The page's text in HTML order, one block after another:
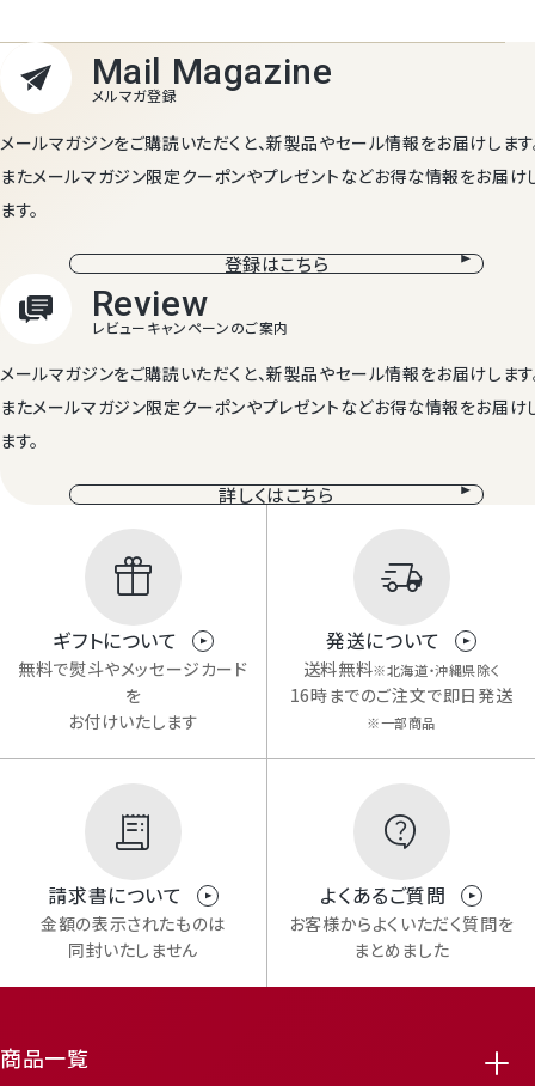
メールマガジンをご購読いただくと、新製品やセール情報をお届けします
またメールマガジン限定クーポンやプレゼントなどお得な情報をお届け
ます。
登録はこちら
メールマガジンをご購読いただくと、新製品やセール情報をお届けします
またメールマガジン限定クーポンやプレゼントなどお得な情報をお届け
ます。
詳しくはこちら
ギフトについて
無料で熨斗やメッセージカード
を
お付けいたします
発送について
送料無料※北海道・沖縄県除く
16時までのご注文で即日発送
※一部商品
請求書について
金額の表示されたものは
同封いたしません
よくあるご質問
お客様からよくいただく質問を
まとめました
商品一覧